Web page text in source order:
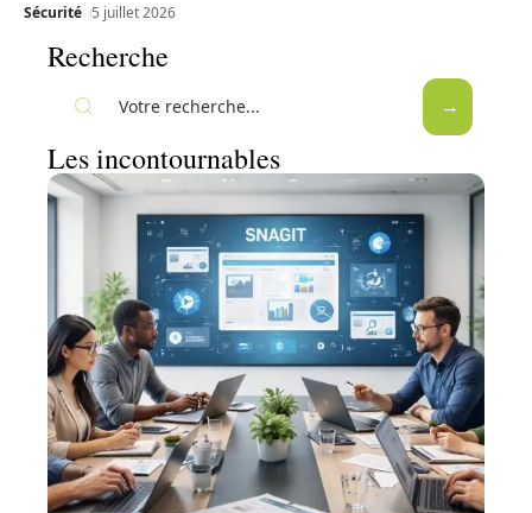
Sécurité 5 juillet 2026
Recherche
Les incontournables